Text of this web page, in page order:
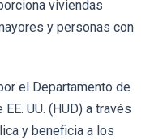
viviendas
y personas con
el Departamento de
UU. (HUD) a través
y beneficia a los